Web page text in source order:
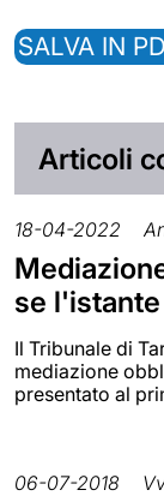
SALVA IN
Articoli
18-04-2022
se
Il Tribunale di
mediazione
presentato al
06-07-2018